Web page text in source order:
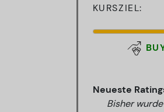
KURSZIEL:
Neueste
Bisher